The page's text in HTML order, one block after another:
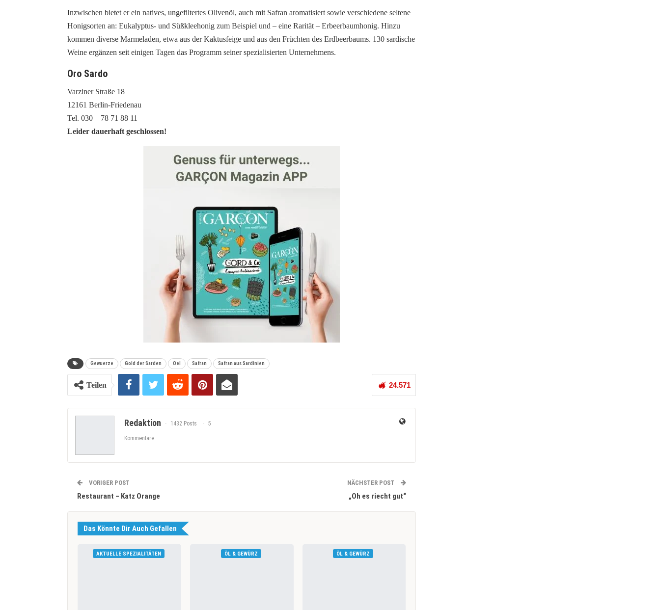
Inzwischen bietet er ein natives, ungefiltertes Olivenöl, auch mit Safran aromatisiert sowie verschiedene seltene
Honigsorten an: Eukalyptus- und Süßkleehonig zum Beispiel und – eine Rarität – Erbeerbaumhonig. Hinzu
kommen diverse Marmeladen, etwa aus der Kaktusfeige und aus den Früchten des Erdbeerbaums. 130 sardische
Weine ergänzen seit einigen Tagen das Programm seiner spezialisierten Unternehmens.
Oro Sardo
Varziner Straße 18
12161 Berlin-Friedenau
Tel. 030 – 78 71 88 11
Leider dauerhaft geschlossen!
Gewuerze Gold der Sarden Oel Safran Safran aus Sardinien
24.571
Teilen
Redaktion 1432 Posts 5
Kommentare
VORIGER POST
Restaurant – Katz Orange
NÄCHSTER POST
„Oh es riecht gut“
Das Könnte Dir Auch Gefallen
AKTUELLE SPEZIALITÄTEN ÖL & GEWÜRZ ÖL & GEWÜRZ